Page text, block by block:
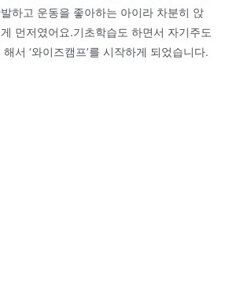
하고 운동을 좋아하는 아이라 차분히 앉
먼저였어요.기초학습도 하면서 자기주도
서 ‘와이즈캠프’를 시작하게 되었습니다.